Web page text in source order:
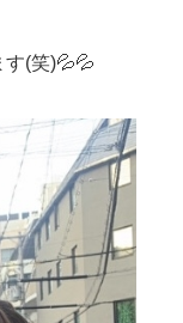
(笑)💦💦